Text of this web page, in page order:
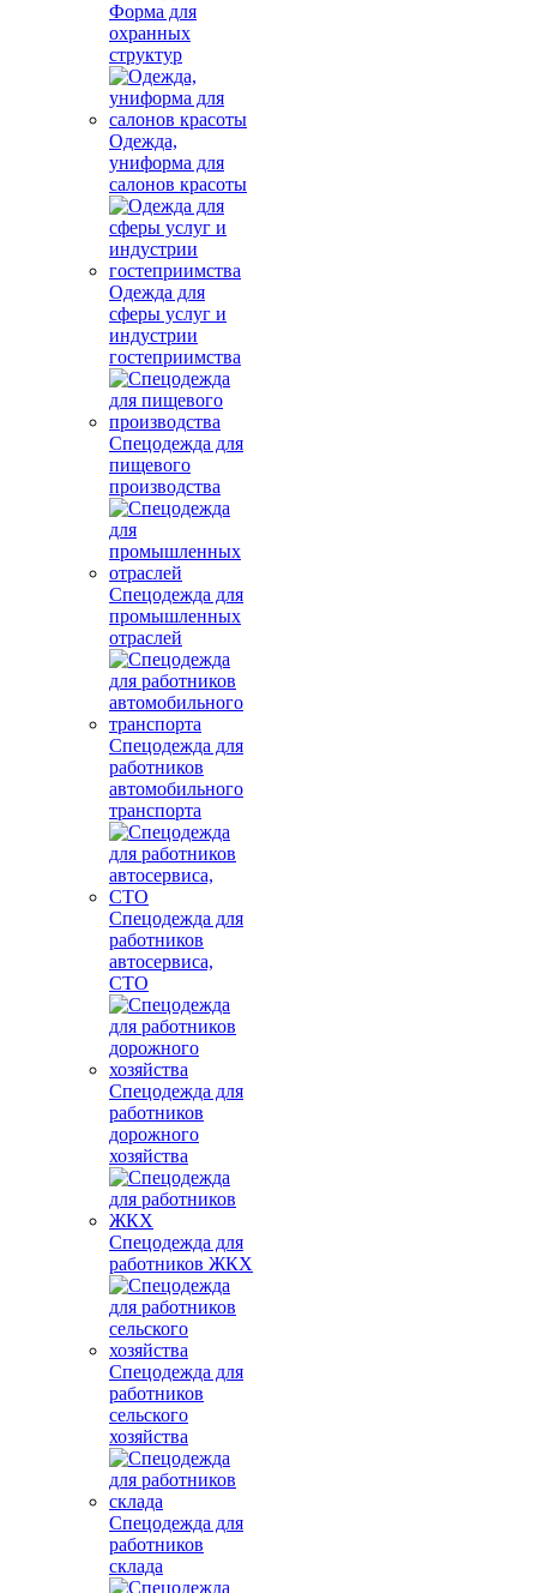
Форма для
охранных
структур
Одежда,
униформа для
салонов красоты
Одежда для
сферы услуг и
индустрии
гостеприимства
Спецодежда для
пищевого
производства
Спецодежда для
промышленных
отраслей
Спецодежда для
работников
автомобильного
транспорта
Спецодежда для
работников
автосервиса,
СТО
Спецодежда для
работников
дорожного
хозяйства
Спецодежда для
работников ЖКХ
Спецодежда для
работников
сельского
хозяйства
Спецодежда для
работников
склада